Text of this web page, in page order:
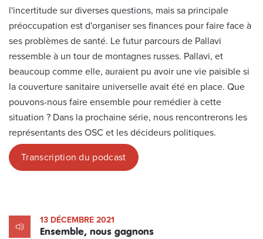
l'incertitude sur diverses questions, mais sa principale
préoccupation est d'organiser ses finances pour faire face à
ses problèmes de santé. Le futur parcours de Pallavi
ressemble à un tour de montagnes russes. Pallavi, et
beaucoup comme elle, auraient pu avoir une vie paisible si
la couverture sanitaire universelle avait été en place. Que
pouvons-nous faire ensemble pour remédier à cette
situation ? Dans la prochaine série, nous rencontrerons les
représentants des OSC et les décideurs politiques.
Transcription du podcast
13 DÉCEMBRE 2021
Ensemble, nous gagnons